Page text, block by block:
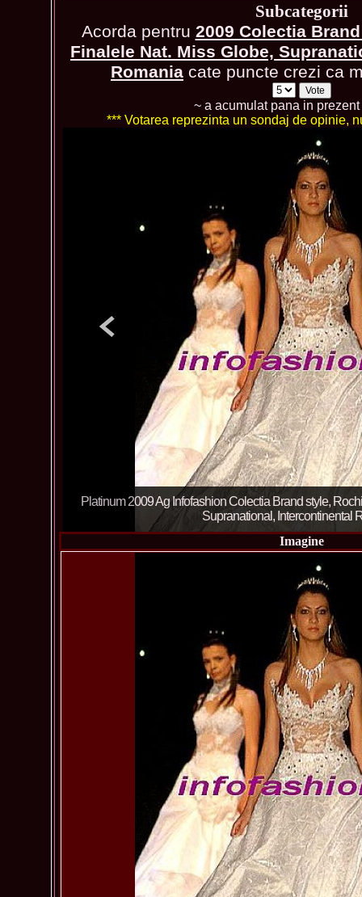
Subcategorii
Acorda pentru 2009 Colectia
Finalele Nat. Miss Globe,
Romania cate puncte crezi ca
~ a acumulat pana in prezent
*** Votarea reprezinta un sondaj de opinie,
Imagine